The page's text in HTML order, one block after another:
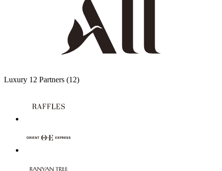
Luxury 12 Partners (12)